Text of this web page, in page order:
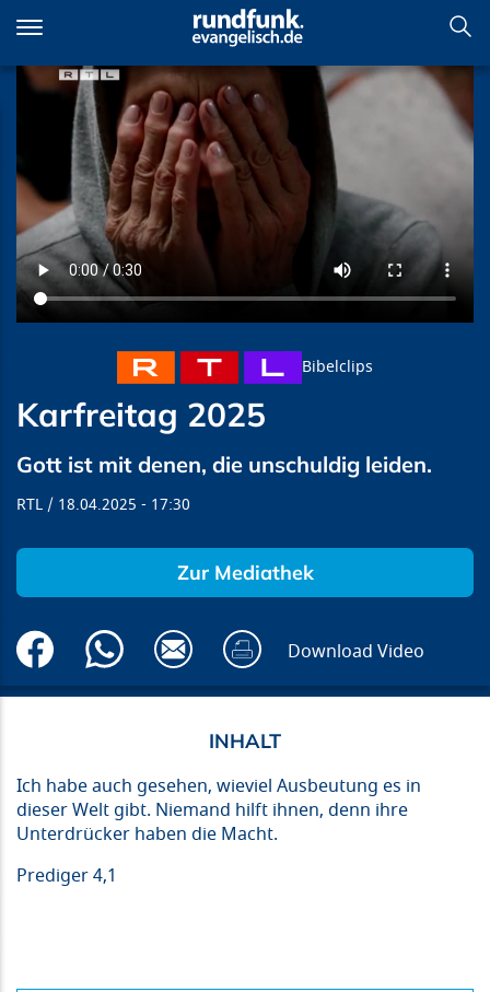
zum
Inhalt
Karfreitag 2025
Bibelclips
Karfreitag 2025
Gott ist mit denen, die unschuldig leiden.
RTL 18.04.2025 17:30
Zur Mediathek
Download Video
Ich habe auch gesehen, wieviel Ausbeutung es in
dieser Welt gibt. Niemand hilft ihnen, denn ihre
Unterdrücker haben die Macht.
Prediger 4,1